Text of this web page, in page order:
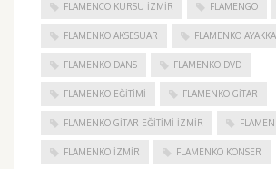
FLAMENCO KURSU İZMIR FLAMENGO
FLAMENKO AKSESUAR FLAMENKO
FLAMENKO DANS FLAMENKO DVD
FLAMENKO EĞITIMI FLAMENKO GITAR
FLAMENKO GITAR EĞITIMI İZMIR
FLAMENKO IZMIR FLAMENKO KONSER